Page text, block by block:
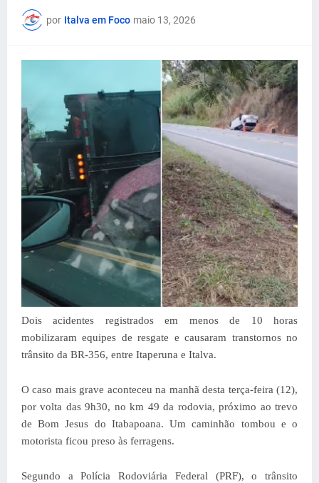
por Italva em Foco maio 13, 2026
Dois acidentes registrados em menos de 10 horas
mobilizaram equipes de resgate e causaram transtornos no
trânsito da BR-356, entre Itaperuna e Italva.
O caso mais grave aconteceu na manhã desta terça-feira (12),
por volta das 9h30, no km 49 da rodovia, próximo ao trevo
de Bom Jesus do Itabapoana. Um caminhão tombou e o
motorista ficou preso às ferragens.
Segundo a Polícia Rodoviária Federal (PRF), o trânsito